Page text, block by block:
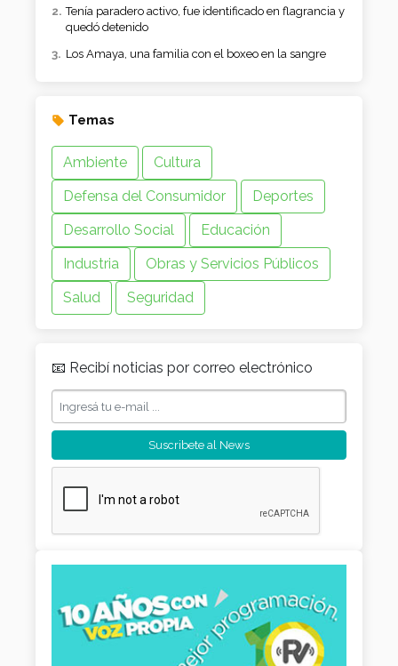
Tenía paradero activo, fue identificado en flagrancia y
quedó detenido
Los Amaya, una familia con el boxeo en la sangre
Temas
Ambiente
Cultura
Defensa del Consumidor
Deportes
Desarrollo Social
Educación
Industria
Obras y Servicios Públicos
Salud
Seguridad
📧 Recibí noticias por correo electrónico